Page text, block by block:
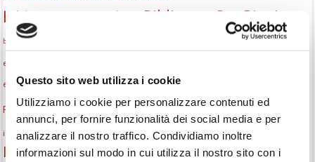
Questo sito web utilizza i cookie
Utilizziamo i cookie per personalizzare contenuti ed
annunci, per fornire funzionalità dei social media e per
analizzare il nostro traffico. Condividiamo inoltre
informazioni sul modo in cui utilizza il nostro sito con i
biblioteca Monselice Biblioteca San Biagio
biblioteca San Biagio Monselice cittàchelegge cultura
eventi biblioteca
eventi in biblioteca eventi Monselice eventi per famiglie
Fiaccole della lettura gruppi di lettura gruppo di lettura
incontri letterari Informazioni laboratori creativi laboratorio
la strada di mattoni gialli Lettori itineranti lettura